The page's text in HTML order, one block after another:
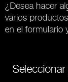
¿Desea hacer
varios
en el formulario